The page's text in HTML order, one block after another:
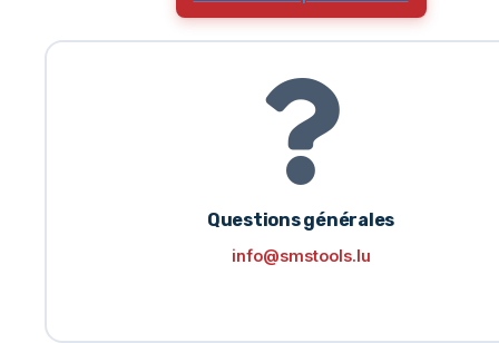
Questions générales
info@smstools.lu